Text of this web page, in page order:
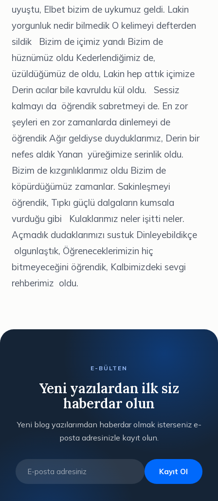
uyuştu, Elbet bizim de uykumuz geldi. Lakin
yorgunluk nedir bilmedik O kelimeyi defterden
sildik Bizim de içimiz yandı Bizim de
hüznümüz oldu Kederlendiğimiz de,
üzüldüğümüz de oldu, Lakin hep attık içimize
Derin acılar bile kavruldu kül oldu. Sessiz
kalmayı da öğrendik sabretmeyi de. En zor
şeyleri en zor zamanlarda dinlemeyi de
öğrendik Ağır geldiyse duyduklarımız, Derin bir
nefes aldık Yanan yüreğimize serinlik oldu.
Bizim de kızgınlıklarımız oldu Bizim de
köpürdüğümüz zamanlar. Sakinleşmeyi
öğrendik, Tıpkı güçlü dalgaların kumsala
vurduğu gibi Kulaklarımız neler işitti neler.
Açmadık dudaklarımızı sustuk Dinleyebildikçe
olgunlaştık, Öğreneceklerimizin hiç
bitmeyeceğini öğrendik, Kalbimizdeki sevgi
rehberimiz oldu.
E-BÜLTEN
Yeni yazılardan ilk siz
haberdar olun
Yeni blog yazılarımdan haberdar olmak isterseniz e-
posta adresinizle kayıt olun.
Kayıt Ol